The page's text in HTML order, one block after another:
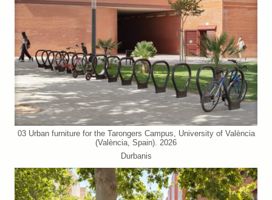
03 Urban furniture for the Tarongers Campus, University of València
(València, Spain). 2026
Durbanis